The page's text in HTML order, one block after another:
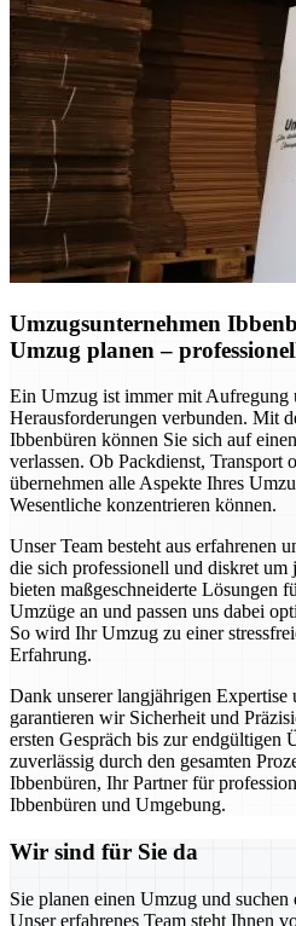
Umzugsunternehmen
Umzug planen –
Ein Umzug ist immer mit Aufregung
Herausforderungen verbunden. Mit
Ibbenbüren können Sie sich auf
verlassen. Ob Packdienst, Transport
übernehmen alle Aspekte Ihres
Wesentliche konzentrieren können.
Unser Team besteht aus erfahrenen
die sich professionell und diskret
bieten maßgeschneiderte Lösungen
Umzüge an und passen uns dabei
So wird Ihr Umzug zu einer
Erfahrung.
Dank unserer langjährigen Expertise
garantieren wir Sicherheit und
ersten Gespräch bis zur endgültigen
zuverlässig durch den gesamten
Ibbenbüren, Ihr Partner für
Ibbenbüren und Umgebung.
Wir sind für Sie da
Sie planen einen Umzug und suchen
Unser erfahrenes Team steht Ihnen